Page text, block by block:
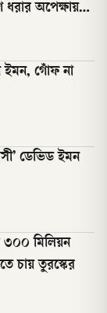
ধরার অপেক্ষায়…
ইমন, গোঁফ না
ডেভিড ইমন
৩০০ মিলিয়ন
চায় তুরস্কের